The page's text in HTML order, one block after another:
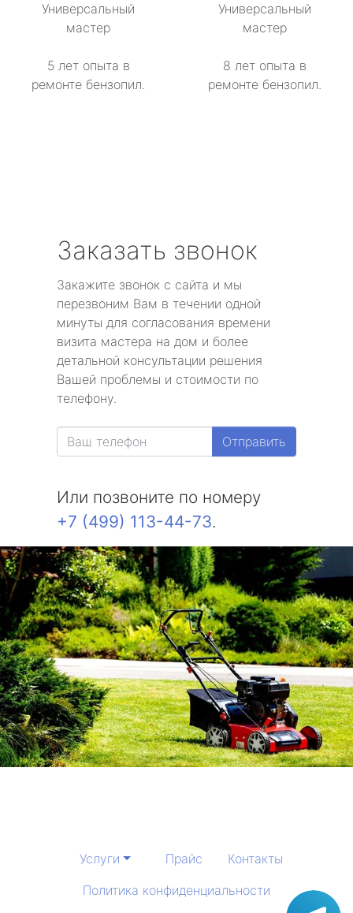
Универсальный
мастер
5 лет опыта в
ремонте бензопил.
Универсальный
мастер
8 лет опыта в
ремонте бензопил.
Заказать звонок
Закажите звонок с сайта и мы
перезвоним Вам в течении одной
минуты для согласования времени
визита мастера на дом и более
детальной консультации решения
Вашей проблемы и стоимости по
телефону.
Отправить
Или позвоните по номеру
+7 (499) 113-44-73.
Услуги Прайс
Контакты
Политика конфиденциальности